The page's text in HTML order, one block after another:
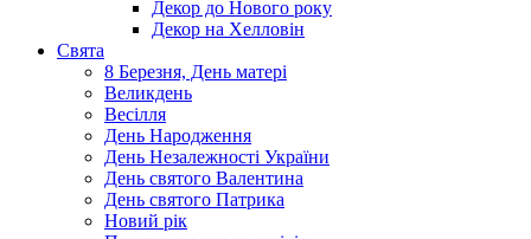
Декор до Нового року
Декор на Хелловін
Свята
8 Березня, День матері
Великдень
Весілля
День Народження
День Незалежності України
День святого Валентина
День святого Патрика
Новий рік